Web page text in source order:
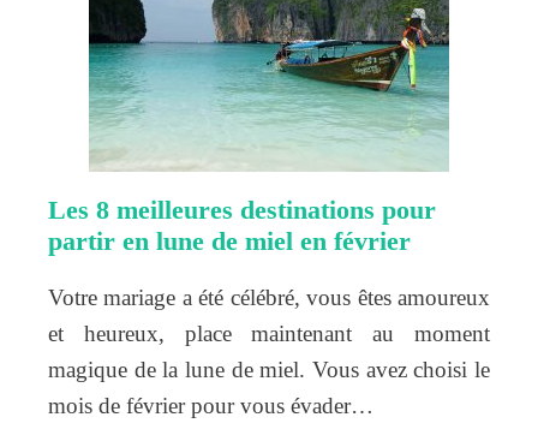
Les 8 meilleures destinations pour
partir en lune de miel en février
Votre mariage a été célébré, vous êtes amoureux
et heureux, place maintenant au moment
magique de la lune de miel. Vous avez choisi le
mois de février pour vous évader…